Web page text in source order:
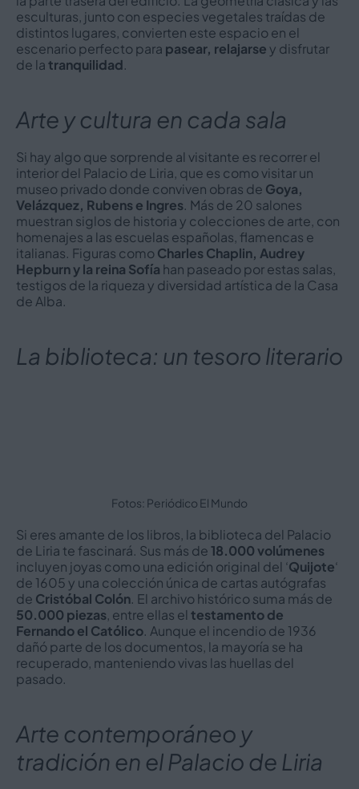
esculturas, junto con especies vegetales traídas de
distintos lugares, convierten este espacio en el
escenario perfecto para pasear, relajarse y disfrutar
de latranquilidad.
Arte y cultura en cada sala
Si hay algo que sorprende al visitante es recorrer el
interior del Palacio de Liria, que es como visitar un
museo privado donde conviven obras de Goya,
Velázquez, Rubens e Ingres. Más de 20 salones
muestran siglos de historia y colecciones de arte, con
homenajes a las escuelas españolas, flamencas e
italianas. Figuras comoCharles Chaplin, Audrey
Hepburn y la reina Sofía han paseado por estas salas,
testigos de la riqueza y diversidad artística de la Casa
de Alba.
La biblioteca: un tesoro literario
Fotos: Periódico El Mundo
Si eres amante de los libros, la biblioteca del Palacio
de Liria te fascinará. Sus más de 18.000 volúmenes
incluyen joyas como una edición original del ‘Quijote‘
de 1605 y una colección única de cartas autógrafas
de Cristóbal Colón. El archivo histórico suma más de
50.000 piezas, entre ellas el testamento de
Fernando el Católico. Aunque el incendio de 1936
dañó parte de los documentos, la mayoría se ha
recuperado, manteniendo vivas las huellas del
pasado.
Arte contemporáneo y
tradición en el Palacio de Liria